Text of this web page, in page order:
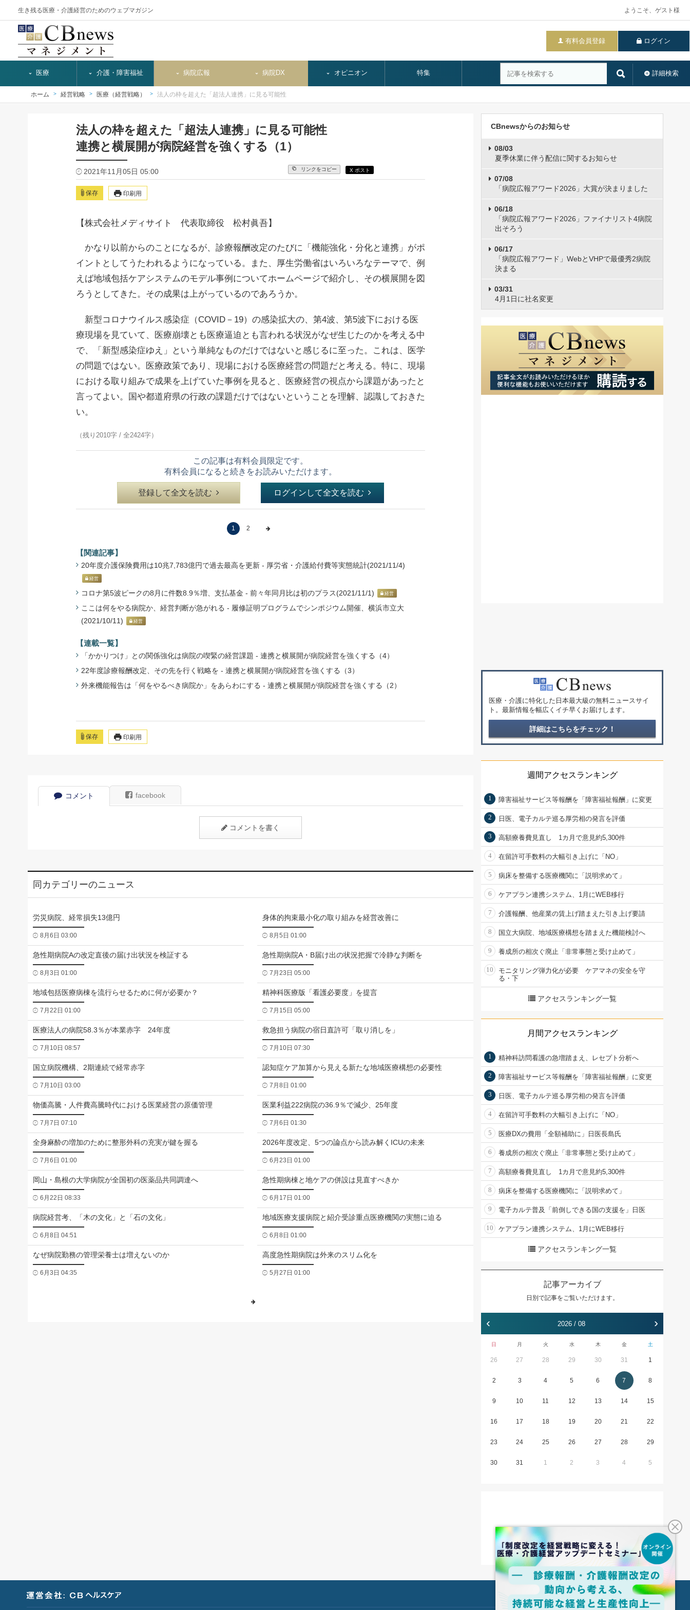
生き残る医療・介護経営のためのウェブマガジン ようこそ、ゲスト様
有料会員登録 ログイン
詳細検索
医療 介護・障害福祉 病院広報 病院DX オピニオン 特集
ホーム 経営戦略 医療（経営戦略） 法人の枠を超えた「超法人連携」に見る可能性
法人の枠を超えた「超法人連携」に見る可能性
連携と横展開が病院経営を強くする（1）
2021年11月05日 05:00 リンクをコピー X ポスト
保存 印刷用
【株式会社メディサイト 代表取締役 松村眞吾】
かなり以前からのことになるが、診療報酬改定のたびに「機能強化・分化と連携」がポ
イントとしてうたわれるようになっている。また、厚生労働省はいろいろなテーマで、例
えば地域包括ケアシステムのモデル事例についてホームページで紹介し、その横展開を図
ろうとしてきた。その成果は上がっているのであろうか。
新型コロナウイルス感染症（COVID－19）の感染拡大の、第4波、第5波下における医
療現場を見ていて、医療崩壊とも医療逼迫とも言われる状況がなぜ生じたのかを考える中
で、「新型感染症ゆえ」という単純なものだけではないと感じるに至った。これは、医学
の問題ではない。医療政策であり、現場における医療経営の問題だと考える。特に、現場
における取り組みで成果を上げていた事例を見ると、医療経営の視点から課題があったと
言ってよい。国や都道府県の行政の課題だけではないということを理解、認識しておきた
い。
（残り2010字 / 全2424字）
この記事は有料会員限定です。
有料会員になると続きをお読みいただけます。
登録して全文を読む ログインして全文を読む
1 2
【関連記事】
20年度介護保険費用は10兆7,783億円で過去最高を更新 - 厚労省・介護給付費等実態統計(2021/11/4)
経営
コロナ第5波ピークの8月に件数8.9％増、支払基金 - 前々年同月比は初のプラス(2021/11/1) 経営
ここは何をやる病院か、経営判断が急がれる - 履修証明プログラムでシンポジウム開催、横浜市立大
(2021/10/11)
経営
【連載一覧】
「かかりつけ」との関係強化は病院の喫緊の経営課題 - 連携と横展開が病院経営を強くする（4）
22年度診療報酬改定、その先を行く戦略を - 連携と横展開が病院経営を強くする（3）
外来機能報告は「何をやるべき病院か」をあらわにする - 連携と横展開が病院経営を強くする（2）
保存 印刷用
コメント facebook
コメントを書く
同カテゴリーのニュース
労災病院、経常損失13億円
8月6日 03:00
身体的拘束最小化の取り組みを経営改善に
8月5日 01:00
急性期病院Aの改定直後の届け出状況を検証する
8月3日 01:00
急性期病院A・B届け出の状況把握で冷静な判断を
7月23日 05:00
地域包括医療病棟を流行らせるために何が必要か？
7月22日 01:00
精神科医療版「看護必要度」を提言
7月15日 05:00
医療法人の病院58.3％が本業赤字 24年度
7月10日 08:57
救急担う病院の宿日直許可「取り消しを」
7月10日 07:30
国立病院機構、2期連続で経常赤字
7月10日 03:00
認知症ケア加算から見える新たな地域医療構想の必要性
7月8日 01:00
物価高騰・人件費高騰時代における医業経営の原価管理
7月7日 07:10
医業利益222病院の36.9％で減少、25年度
7月6日 01:30
全身麻酔の増加のために整形外科の充実が鍵を握る
7月6日 01:00
2026年度改定、5つの論点から読み解くICUの未来
6月23日 01:00
岡山・島根の大学病院が全国初の医薬品共同調達へ
6月22日 08:33
急性期病棟と地ケアの併設は見直すべきか
6月17日 01:00
病院経営考、「木の文化」と「石の文化」
6月8日 04:51
地域医療支援病院と紹介受診重点医療機関の実態に迫る
6月8日 01:00
なぜ病院勤務の管理栄養士は増えないのか
6月3日 04:35
高度急性期病院は外来のスリム化を
5月27日 01:00
CBnewsからのお知らせ
08/03
夏季休業に伴う配信に関するお知らせ
07/08
「病院広報アワード2026」大賞が決まりました
06/18
「病院広報アワード2026」ファイナリスト4病院
出そろう
06/17
「病院広報アワード」WebとVHPで最優秀2病院
決まる
03/31
4月1日に社名変更
医療・介護に特化した日本最大級の無料ニュースサイ
ト。最新情報を幅広くイチ早くお届けします。
詳細はこちらをチェック！
週間アクセスランキング
1 障害福祉サービス等報酬を「障害福祉報酬」に変更
2 日医、電子カルテ巡る厚労相の発言を評価
3 高額療養費見直し 1カ月で意見約5,300件
4 在留許可手数料の大幅引き上げに「NO」
5 病床を整備する医療機関に「説明求めて」
6 ケアプラン連携システム、1月にWEB移行
7 介護報酬、他産業の賃上げ踏まえた引き上げ要請
8 国立大病院、地域医療構想を踏まえた機能検討へ
9 養成所の相次ぐ廃止「非常事態と受け止めて」
10
モニタリング弾力化が必要 ケアマネの安全を守
る・下
アクセスランキング一覧
月間アクセスランキング
1 精神科訪問看護の急増踏まえ、レセプト分析へ
2 障害福祉サービス等報酬を「障害福祉報酬」に変更
3 日医、電子カルテ巡る厚労相の発言を評価
4 在留許可手数料の大幅引き上げに「NO」
5 医療DXの費用「全額補助に」日医長島氏
6 養成所の相次ぐ廃止「非常事態と受け止めて」
7 高額療養費見直し 1カ月で意見約5,300件
8 病床を整備する医療機関に「説明求めて」
9 電子カルテ普及「前倒しできる国の支援を」日医
10 ケアプラン連携システム、1月にWEB移行
アクセスランキング一覧
記事アーカイブ
日別で記事をご覧いただけます。
‹ 2026 / 08 ›
日 月 火 水 木 金 土
26 27 28 29 30 31 1
2 3 4 5 6 7 8
9 10 11 12 13 14 15
16 17 18 19 20 21 22
23 24 25 26 27 28 29
30 31 1 2 3 4 5